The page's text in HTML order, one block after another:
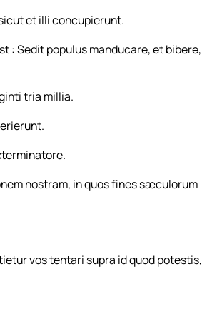
et illi concupierunt.
: Sedit populus manducare, et bibere,
tria millia.
nostram, in quos fines sæculorum
vos tentari supra id quod potestis,